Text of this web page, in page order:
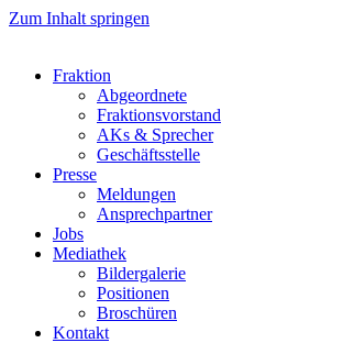
Zum Inhalt springen
Fraktion
Abgeordnete
Fraktions­vorstand
AKs & Sprecher
Geschäftsstelle
Presse
Meldungen
Ansprechpartner
Jobs
Mediathek
Bildergalerie
Positionen
Broschüren
Kontakt